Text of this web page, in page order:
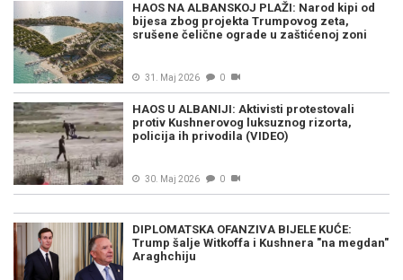
HAOS NA ALBANSKOJ PLAŽI: Narod kipi od
bijesa zbog projekta Trumpovog zeta,
srušene čelične ograde u zaštićenoj zoni
31. Maj 2026 0
HAOS U ALBANIJI: Aktivisti protestovali
protiv Kushnerovog luksuznog rizorta,
policija ih privodila (VIDEO)
30. Maj 2026 0
DIPLOMATSKA OFANZIVA BIJELE KUĆE:
Trump šalje Witkoffa i Kushnera "na megdan"
Araghchiju